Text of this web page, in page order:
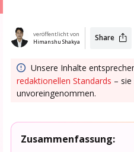
veröffentlicht von
Himanshu Shakya Share
Unsere Inhalte
redaktionellen Standards –
unvoreingenommen.
Zusammenfassung: